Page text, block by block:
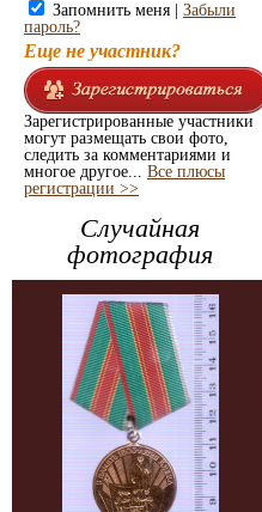
Запомнить меня | Забыли
пароль?
Еще не участник?
Зарегистрированные участники
могут размещать свои фото,
следить за комментариями и
многое другое... Все плюсы
регистрации >>
Случайная
фотография